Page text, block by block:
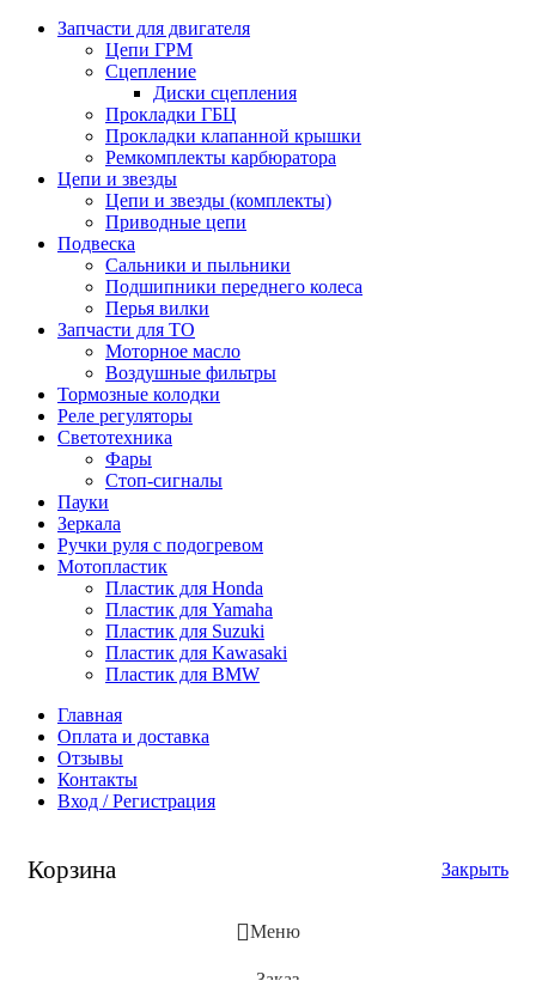
Запчасти для двигателя
Цепи ГРМ
Сцепление
Диски сцепления
Прокладки ГБЦ
Прокладки клапанной крышки
Ремкомплекты карбюратора
Цепи и звезды
Цепи и звезды (комплекты)
Приводные цепи
Подвеска
Сальники и пыльники
Подшипники переднего колеса
Перья вилки
Запчасти для ТО
Моторное масло
Воздушные фильтры
Тормозные колодки
Реле регуляторы
Cветотехника
Фары
Стоп-сигналы
Пауки
Зеркала
Ручки руля с подогревом
Мотопластик
Пластик для Honda
Пластик для Yamaha
Пластик для Suzuki
Пластик для Kawasaki
Пластик для BMW
Главная
Оплата и доставка
Отзывы
Контакты
Вход / Регистрация
Корзина Закрыть
Меню
Заказ